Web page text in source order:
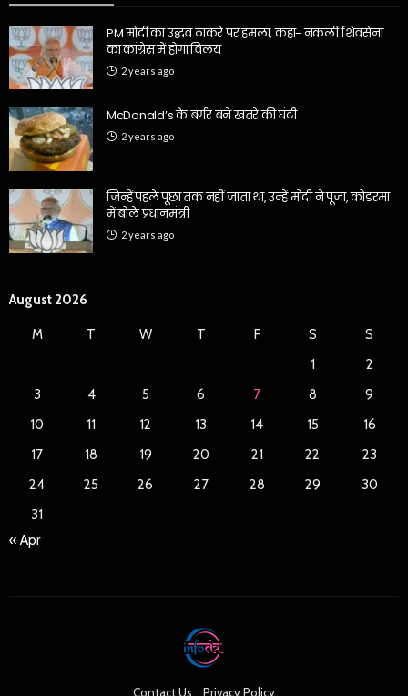
PM मोदी का उद्धव ठाकरे पर हमला, कहा- नकली शिवसेना
का कांग्रेस में होगा विलय
2 years ago
McDonald’s के बर्गर बने खतरे की घंटी
2 years ago
जिन्हें पहले पूछा तक नहीं जाता था, उन्हें मोदी ने पूजा, कोडरमा
में बोले प्रधानमंत्री
2 years ago
August 2026
M T W T F S
S
1
2
3
4 5 6 7 8
9
10
11 12 13 14 15
16
17
18 19 20 21 22
23
24
25 26 27 28 29
30
31
« Apr
Contact Us Privacy Policy